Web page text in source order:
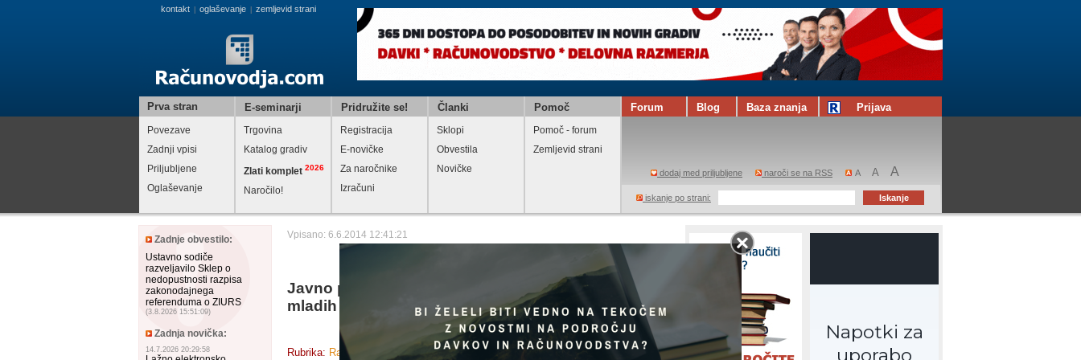
kontakt oglaševanje zemljevid strani
Prva stran E-seminarji Pridružite se! Članki Pomoč Forum Blog Baza znanja Prijava
Povezave
Zadnji vpisi
Priljubljene
Oglaševanje
Trgovina
Katalog gradiv
Zlati komplet 2026
Naročilo!
Registracija
E-novičke
Za naročnike
Izračuni
Sklopi
Obvestila
Novičke
Pomoč - forum
Zemljevid strani
dodaj med priljubljene naroči se na RSS A A A
iskanje po strani:
Zadnje obvestilo:
Ustavno sodiče
razveljavilo Sklep o
nedopustnosti razpisa
zakonodajnega
referenduma o ZIURS
(3.8.2026 15:51:09)
Zadnja novička:
14.7.2026 20:29:58
Vpisano: 6.6.2014 12:41:21
Javno povabilo Prvi izziv 2014 za zaposlitev 690
mladih brezposelnih iz vzhodne Slovenije
Rubrika: Razpisi Natisni